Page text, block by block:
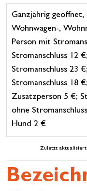
Ganzjährig
Wohnwagen-,
Person mit
Stromanschluss 12
Stromanschluss 23
Stromanschluss 18
Zusatzperson 5 €;
ohne
Hund 2 €
Zuletzt aktualisiert